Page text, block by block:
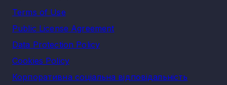
Terms of Use
Public License Agreement
Data Protection Policy
Cookies Policy
Корпоративна соціальна відповідальність